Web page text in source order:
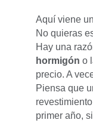
Aquí viene
No quieras
Hay una
hormigón o
precio. A
Piensa que
primer año,